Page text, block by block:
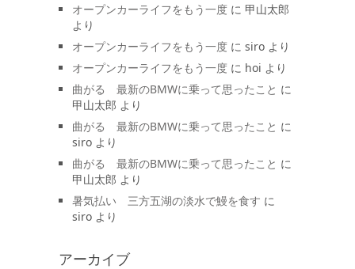
オープンカーライフをもう一度 に 甲山太郎
より
オープンカーライフをもう一度 に siro より
オープンカーライフをもう一度 に hoi より
曲がる 最新のBMWに乗って思ったこと に
甲山太郎 より
曲がる 最新のBMWに乗って思ったこと に
siro より
曲がる 最新のBMWに乗って思ったこと に
甲山太郎 より
暑気払い 三方五湖の淡水で鰻を食す に
siro より
アーカイブ